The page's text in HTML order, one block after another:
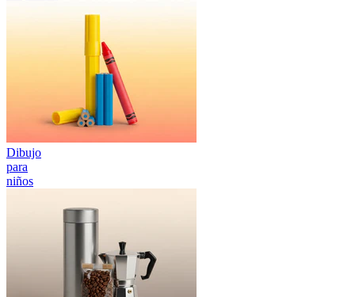
Dibujo
para
niños